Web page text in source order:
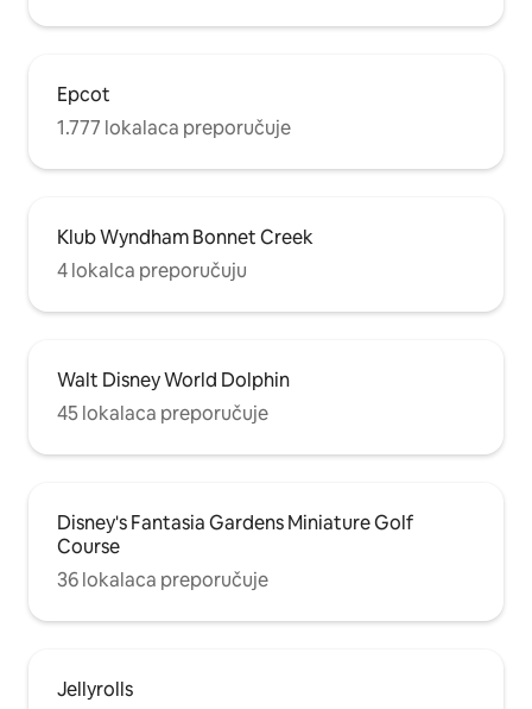
Epcot
1.777 lokalaca preporučuje
Klub Wyndham Bonnet Creek
4 lokalca preporučuju
Walt Disney World Dolphin
45 lokalaca preporučuje
Disney's Fantasia Gardens Miniature Golf
Course
36 lokalaca preporučuje
Jellyrolls